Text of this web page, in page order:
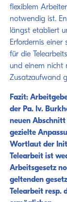
flexiblem
notwendig ist.
längst etabliert
Erfordernis
für die
und einem nicht
Zusatzaufwand
Fazit:
der Pa. Iv.
neuen
gezielte
Wortlaut der
Telearbeit ist
Arbeitsgesetz
geltenden
Telearbeit resp.